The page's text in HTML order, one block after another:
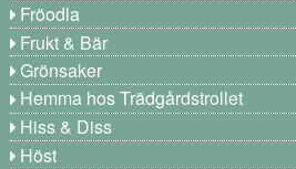
Fröodla
Frukt & Bär
Grönsaker
Hemma hos Trädgårdstrollet
Hiss & Diss
Höst